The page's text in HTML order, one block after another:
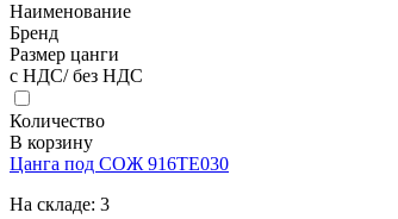
Наименование
Бренд
Размер цанги
с НДС/ без НДС
Количество
В корзину
Цанга под СОЖ 916TE030
На складе: 3